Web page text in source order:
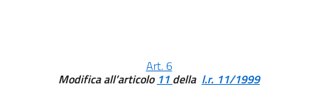
Art. 6
Modifica all’articolo 11 della l.r. 11/1999